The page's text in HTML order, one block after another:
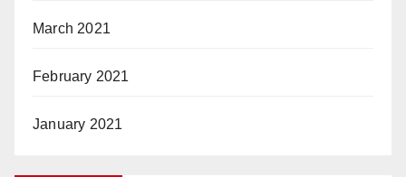
March 2021
February 2021
January 2021